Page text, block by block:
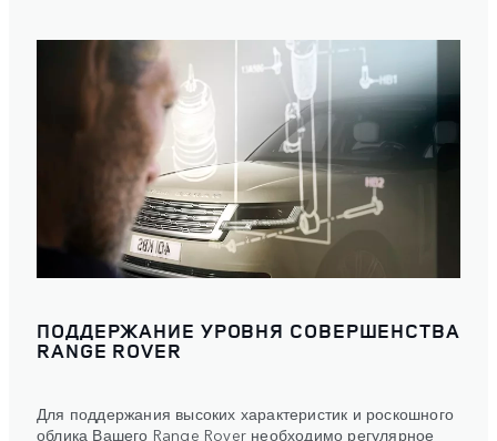
ПОДДЕРЖАНИЕ УРОВНЯ СОВЕРШЕНСТВА
RANGE ROVER
Для поддержания высоких характеристик и роскошного
облика Вашего Range Rover необходимо регулярное